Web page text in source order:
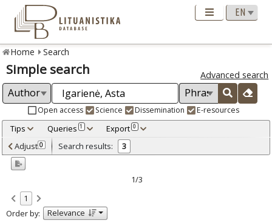
Home Search
Simple search Advanced search
Open access Science Dissemination E-resources
Tips Queries 1 Export 0
Adjusted by criteria 0
Year
Refine
Open access
Scientific publications 3
Adjust 0 Search results: 3
1/3
1
Order by:
Relevance